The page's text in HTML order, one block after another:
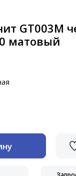
GT003M
матовый